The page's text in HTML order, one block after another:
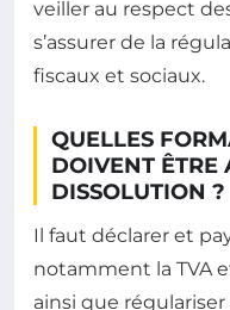
veiller au respect
s’assurer de la
fiscaux et sociaux.
QUELLES
DOIVENT ÊTRE
DISSOLUTION ?
Il faut déclarer et
notamment la TVA
ainsi que